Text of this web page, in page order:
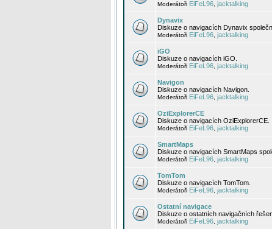
Moderátoři EiFeL96 jacktalking
Dynavix
Diskuze o navigacích Dynavix
Moderátoři EiFeL96 jacktalking
iGO
Diskuze o navigacích iGO.
Moderátoři EiFeL96 jacktalking
Navigon
Diskuze o navigacích Navigon.
Moderátoři EiFeL96 jacktalking
OziExplorerCE
Diskuze o navigacích OziExplorerCE.
Moderátoři EiFeL96 jacktalking
SmartMaps
Diskuze o navigacích SmartMaps
Moderátoři EiFeL96 jacktalking
TomTom
Diskuze o navigacích TomTom.
Moderátoři EiFeL96 jacktalking
Ostatní navigace
Diskuze o ostatních navigačních
Moderátoři EiFeL96 jacktalking